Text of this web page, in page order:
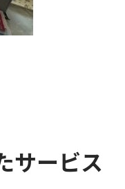
サービス